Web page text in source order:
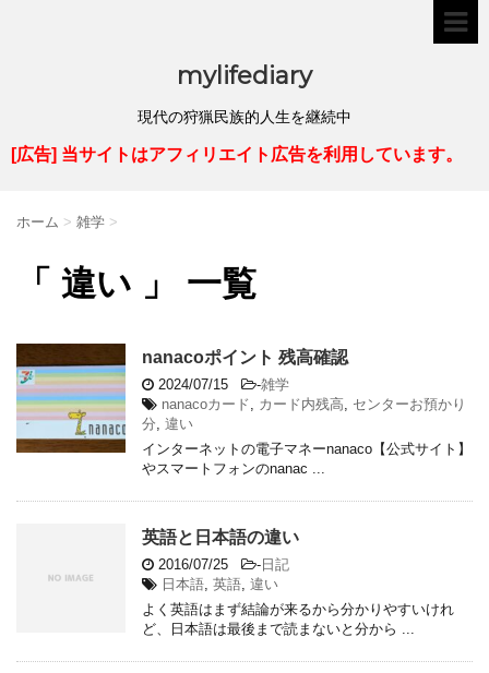
mylifediary
現代の狩猟民族的人生を継続中
[広告] 当サイトはアフィリエイト広告を利用しています。
ホーム > 雑学 >
「 違い 」 一覧
nanacoポイント 残高確認
2024/07/15 -雑学
nanacoカード
カード内残高
センターお預かり
分 違い
インターネットの電子マネーnanaco【公式サイト】
やスマートフォンのnanac ...
英語と日本語の違い
2016/07/25 - 日記
日本語 英語 違い
よく英語はまず結論が来るから分かりやすいけれ
ど、日本語は最後まで読まないと分から ...